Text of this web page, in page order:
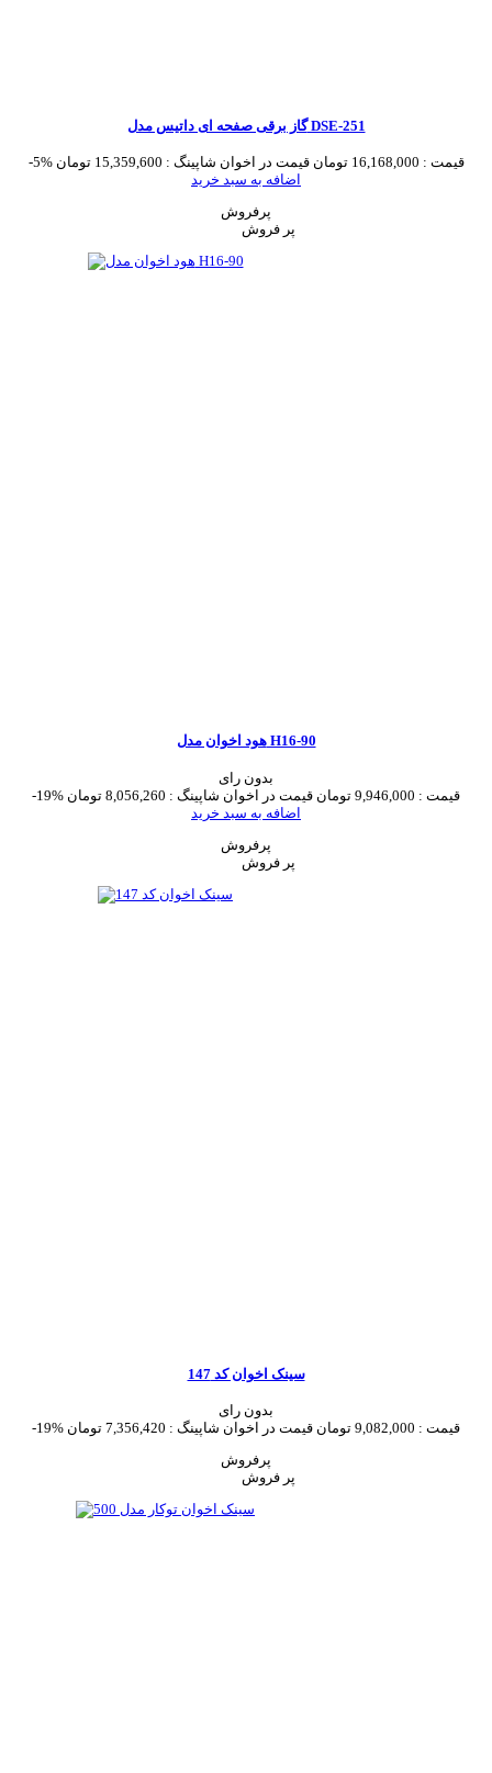
گاز برقی صفحه ای داتیس مدل DSE-251
-5% قیمت : 16,168,000 تومان قیمت در اخوان شاپینگ : 15,359,600 تومان
اضافه به سبد خرید
پرفروش
هود اخوان مدل H16-90
بدون رای
-19%
قیمت : 9,946,000 تومان قیمت در اخوان شاپینگ : 8,056,260 تومان
اضافه به سبد خرید
پرفروش
سینک اخوان کد 147
بدون رای
-19%
قیمت : 9,082,000 تومان قیمت در اخوان شاپینگ : 7,356,420 تومان
پرفروش